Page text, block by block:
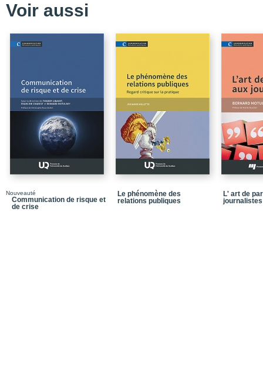
Partie 2_Transparence
Chapitre 5_Le risque
municipalités locales
Chapitre 6_La place
gestion des risques
Partie 3_Législation
Chapitre 7_La
Chapitre
Chapitre
et de communication
Voir aussi
Nouveauté
Communication de risque et
de crise
Le phénomène des
relations publiques
L' art de
journalistes